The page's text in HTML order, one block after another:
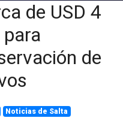
de USD 4
de
Noticias de Salta